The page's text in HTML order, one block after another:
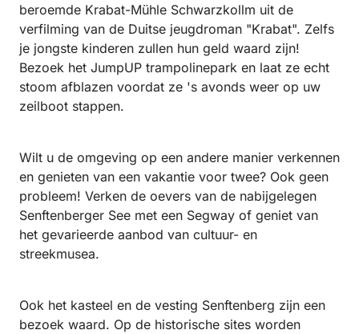
beroemde Krabat-Mühle Schwarzkollm uit de
verfilming van de Duitse jeugdroman "Krabat". Zelfs
je jongste kinderen zullen hun geld waard zijn!
Bezoek het JumpUP trampolinepark en laat ze echt
stoom afblazen voordat ze 's avonds weer op uw
zeilboot stappen.
Wilt u de omgeving op een andere manier verkennen
en genieten van een vakantie voor twee? Ook geen
probleem! Verken de oevers van de nabijgelegen
Senftenberger See met een Segway of geniet van
het gevarieerde aanbod van cultuur- en
streekmusea.
Ook het kasteel en de vesting Senftenberg zijn een
bezoek waard. Op de historische sites worden